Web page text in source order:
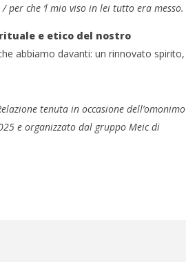
per che ‘l mio viso in lei tutto era messo.
e etico del nostro
abbiamo davanti: un rinnovato spirito,
tenuta in occasione dell’omonimo
e organizzato dal gruppo Meic di